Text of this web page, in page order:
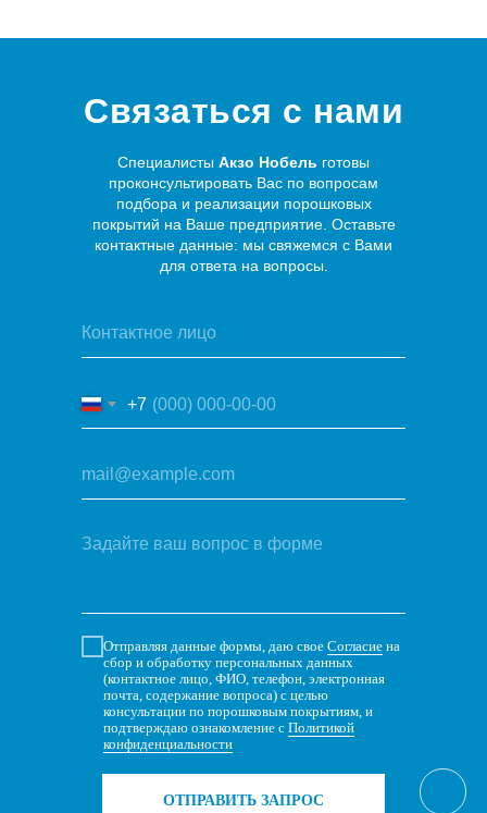
Специалисты Акзо Нобель готовы
проконсультировать Вас по вопросам
подбора и реализации порошковых
покрытий на Ваше предприятие. Оставьте
контактные данные: мы свяжемся с Вами
для ответа на вопросы.
Связаться с нами
+7
Отправляя данные формы, даю свое Согласие на
сбор и обработку персональных данных
(контактное лицо, ФИО, телефон, электронная
почта, содержание вопроса) с целью
консультации по порошковым покрытиям, и
подтверждаю ознакомление с Политикой
конфиденциальности
ОТПРАВИТЬ ЗАПРОС